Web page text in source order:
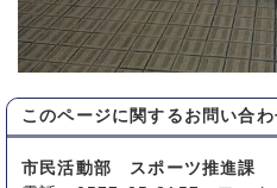
このページに関する お問い合わ
市民活動部 スポーツ推進課